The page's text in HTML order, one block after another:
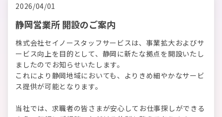
2026/04/01
静岡営業所 開設のご案内
株式会社セイノースタッフサービスは、事業拡大およびサ
ービス向上を目的として、静岡に新たな拠点を開設いたし
ましたのでお知らせいたします。
これにより静岡地域においても、よりきめ細やかなサービ
ス提供が可能となります。
当社では、求職者の皆さまが安心してお仕事探しができる